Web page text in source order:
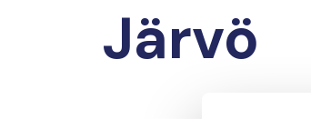
Järvö